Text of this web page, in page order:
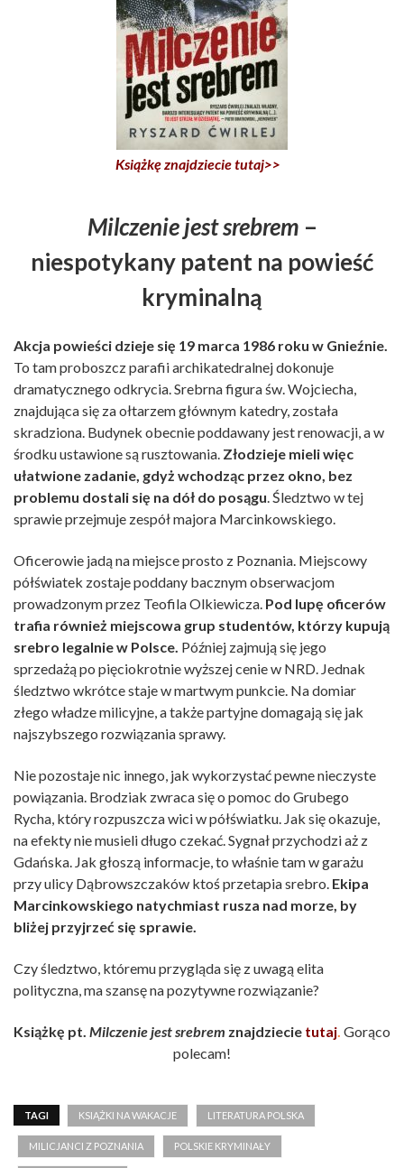
Książkę znajdziecie tutaj>>
Milczenie jest srebrem –
niespotykany patent na powieść
kryminalną
Akcja powieści dzieje się 19 marca 1986 roku w Gnieźnie.
To tam proboszcz parafii archikatedralnej dokonuje
dramatycznego odkrycia. Srebrna figura św. Wojciecha,
znajdująca się za ołtarzem głównym katedry, została
skradziona. Budynek obecnie poddawany jest renowacji, a w
środku ustawione są rusztowania. Złodzieje mieli więc
ułatwione zadanie, gdyż wchodząc przez okno, bez
problemu dostali się na dół do posągu . Śledztwo w tej
sprawie przejmuje zespół majora Marcinkowskiego.
Oficerowie jadą na miejsce prosto z Poznania. Miejscowy
półświatek zostaje poddany bacznym obserwacjom
prowadzonym przez Teofila Olkiewicza. Pod lupę oficerów
trafia również miejscowa grup studentów, którzy kupują
srebro legalnie w Polsce. Później zajmują się jego
sprzedażą po pięciokrotnie wyższej cenie w NRD. Jednak
śledztwo wkrótce staje w martwym punkcie. Na domiar
złego władze milicyjne, a także partyjne domagają się jak
najszybszego rozwiązania sprawy.
Nie pozostaje nic innego, jak wykorzystać pewne nieczyste
powiązania. Brodziak zwraca się o pomoc do Grubego
Rycha, który rozpuszcza wici w półświatku. Jak się okazuje,
na efekty nie musieli długo czekać. Sygnał przychodzi aż z
Gdańska. Jak głoszą informacje, to właśnie tam w garażu
przy ulicy Dąbrowszczaków ktoś przetapia srebro. Ekipa
Marcinkowskiego natychmiast rusza nad morze, by
bliżej przyjrzeć się sprawie.
Czy śledztwo, któremu przygląda się z uwagą elita
polityczna, ma szansę na pozytywne rozwiązanie?
Książkę pt. Milczenie jest srebrem znajdziecie tutaj Gorąco
polecam!
TAGI KSIĄŻKI NA WAKACJE LITERATURA POLSKA
MILICJANCI Z POZNANIA POLSKIE KRYMINAŁY